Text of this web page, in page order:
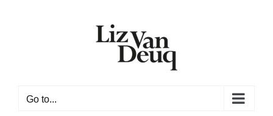
Go to...